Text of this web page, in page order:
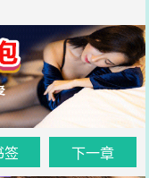
签 下一章